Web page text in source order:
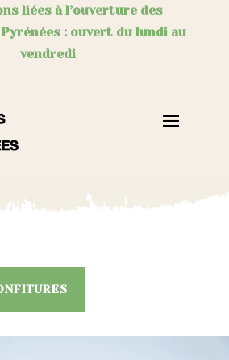
liées à l’ouverture des
: ouvert du lundi au
vendredi